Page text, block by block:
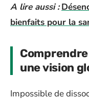
A lire aussi :
bienfaits pour la
une vision
Impossible de